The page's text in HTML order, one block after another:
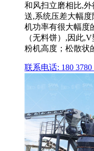
和风扫立磨相比,
送,系统压差大幅
机功率有很大幅度
（无料饼）,因此
粉机高度；松散状
联系电话: 180 3780